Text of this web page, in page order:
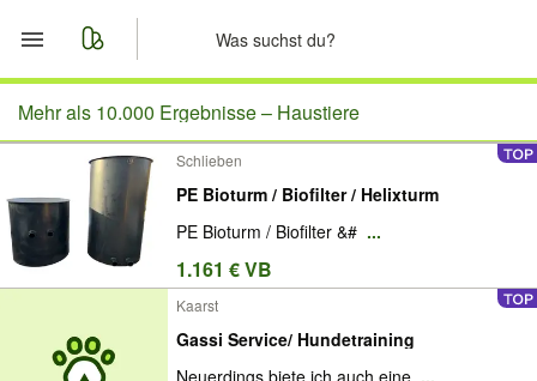
Start
Merkliste
Nachrichten
Anzeige aufgeben
Mehr als 10.000 Ergebnisse – Haustiere
Schlieben
PE Bioturm / Biofilter / Helixturm
PE Bioturm / Biofilter &# ...
1.161 € VB
Kaarst
Gassi Service/ Hundetraining